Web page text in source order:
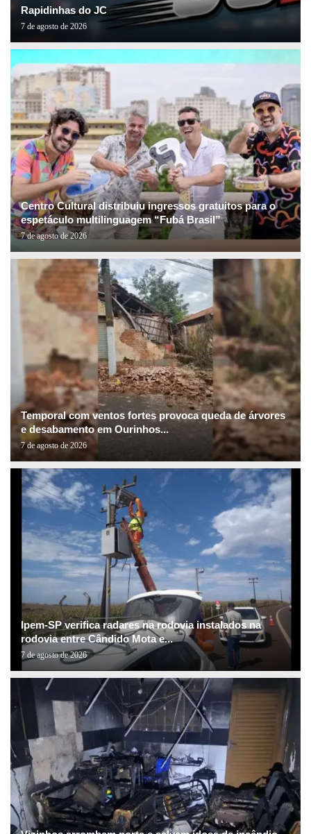
Rapidinhas do JC
7 de agosto de 2026
Centro Cultural distribuiu ingressos gratuitos para o
espetáculo multilinguagem “Fubá Brasil”
7 de agosto de 2026
Temporal com ventos fortes provoca queda de árvores
e desabamento em Ourinhos...
7 de agosto de 2026
Ipem-SP verifica radares na rodovia instalados na
rodovia entre Cândido Mota e...
7 de agosto de 2026